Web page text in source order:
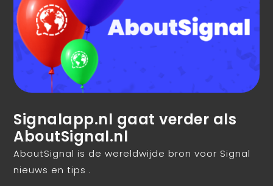
Signalapp.nl gaat verder als
AboutSignal.nl
AboutSignal is de wereldwijde bron voor Signal
nieuws en tips .